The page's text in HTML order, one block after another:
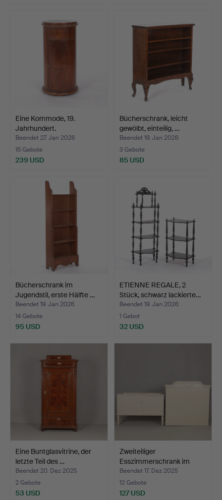
Eine Kommode, 19.
Jahrhundert.
Beendet 27. Jan 2026
15 Gebote
239 USD
Bücherschrank, leicht
gewölbt, einteilig, …
Beendet 19. Jan 2026
3 Gebote
85 USD
Bücherschrank im
Jugendstil, erste Hälfte …
Beendet 19. Jan 2026
14 Gebote
95 USD
ETIENNE REGALE, 2
Stück, schwarz lackierte…
Beendet 19. Jan 2026
1 Gebot
32 USD
Eine Buntglasvitrine, der
letzte Teil des …
Beendet 20. Dez 2025
2 Gebote
53 USD
Zweiteiliger
Esszimmerschrank im
gustavian…
Beendet 17. Dez 2025
12 Gebote
127 USD